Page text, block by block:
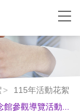
115年活動花絮
參觀導覽活動...